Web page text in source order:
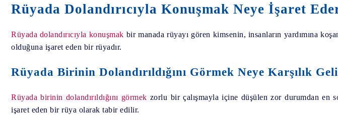
Rüyada Dolandırıcıyla Konuşmak Neye İşaret
Rüyada dolandırıcıyla konuşmak bir manada rüyayı gören kimsenin, insanların yardımına
olduğuna işaret eden bir rüyadır.
Rüyada Birinin Dolandırıldığını Görmek Neye Karşılık
Rüyada birinin dolandırıldığını görmek zorlu bir çalışmayla içine düşülen zor durumdan en
işaret eden bir rüya olarak tabir edilir.